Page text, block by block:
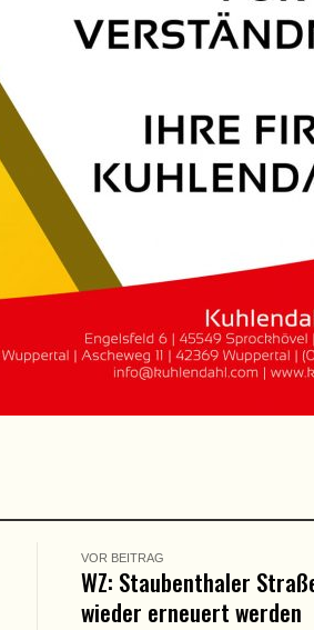
VOR BEITRAG
WZ: Staubenthaler
wieder erneuert werden